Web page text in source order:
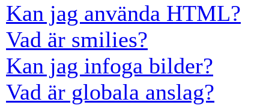
Kan jag använda HTML?
Vad är smilies?
Kan jag infoga bilder?
Vad är globala anslag?